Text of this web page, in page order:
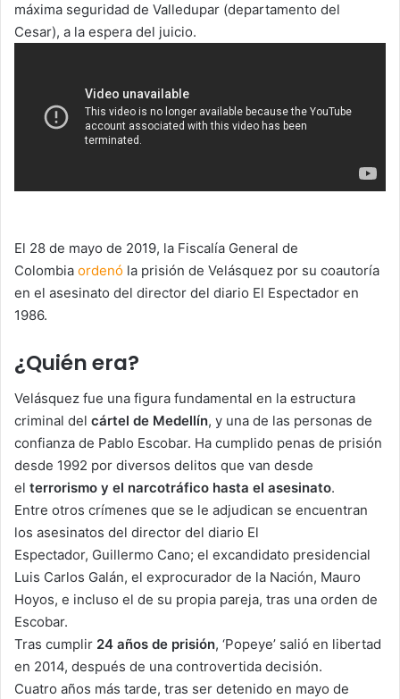
máxima seguridad de Valledupar (departamento del
Cesar), a la espera del juicio.
El 28 de mayo de 2019, la Fiscalía General de
Colombia ordenó la prisión de Velásquez por su coautoría
en el asesinato del director del diario El Espectador en
1986.
¿Quién era?
Velásquez fue una figura fundamental en la estructura
criminal del cártel de Medellín, y una de las personas de
confianza de Pablo Escobar. Ha cumplido penas de prisión
desde 1992 por diversos delitos que van desde
el terrorismo y el narcotráfico hasta el asesinato.
Entre otros crímenes que se le adjudican se encuentran
los asesinatos del director del diario El
Espectador, Guillermo Cano; el excandidato presidencial
Luis Carlos Galán, el exprocurador de la Nación, Mauro
Hoyos, e incluso el de su propia pareja, tras una orden de
Escobar.
Tras cumplir 24 años de prisión, ‘Popeye’ salió en libertad
en 2014, después de una controvertida decisión.
Cuatro años más tarde, tras ser detenido en mayo de